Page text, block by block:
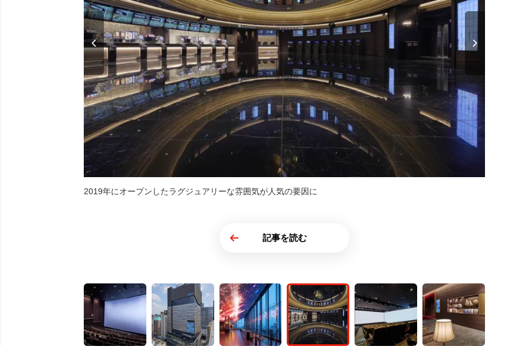
2019年にオープンしたラグジュアリーな雰囲気が人気の要因に
記事を読む